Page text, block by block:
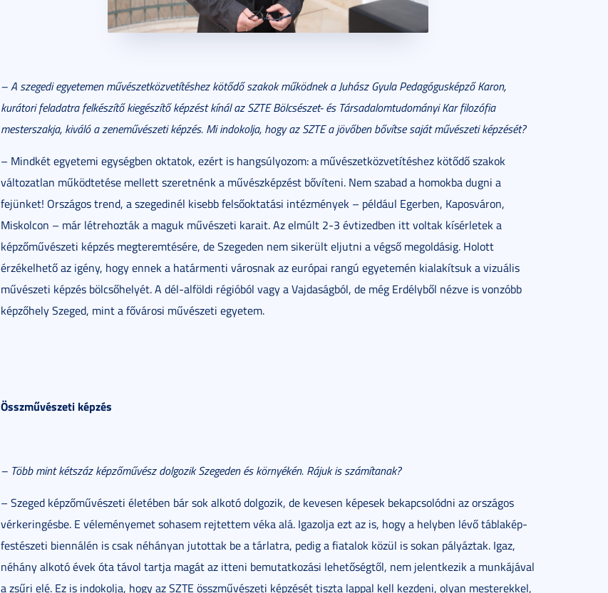
– A szegedi egyetemen művészetközvetítéshez kötődő szakok működnek a Juhász Gyula Pedagógusképző Karon,
kurátori feladatra felkészítő kiegészítő képzést kínál az SZTE Bölcsészet- és Társadalomtudományi Kar filozófia
mesterszakja, kiváló a zeneművészeti képzés. Mi indokolja, hogy az SZTE a jövőben bővítse saját művészeti képzését?
– Mindkét egyetemi egységben oktatok, ezért is hangsúlyozom: a művészetközvetítéshez kötődő szakok
változatlan működtetése mellett szeretnénk a művészképzést bővíteni. Nem szabad a homokba dugni a
fejünket! Országos trend, a szegedinél kisebb felsőoktatási intézmények – például Egerben, Kaposváron,
Miskolcon – már létrehozták a maguk művészeti karait. Az elmúlt 2-3 évtizedben itt voltak kísérletek a
képzőművészeti képzés megteremtésére, de Szegeden nem sikerült eljutni a végső megoldásig. Holott
érzékelhető az igény, hogy ennek a határmenti városnak az európai rangú egyetemén kialakítsuk a vizuális
művészeti képzés bölcsőhelyét. A dél-alföldi régióból vagy a Vajdaságból, de még Erdélyből nézve is vonzóbb
képzőhely Szeged, mint a fővárosi művészeti egyetem.
Összművészeti képzés
– Több mint kétszáz képzőművész dolgozik Szegeden és környékén. Rájuk is számítanak?
– Szeged képzőművészeti életében bár sok alkotó dolgozik, de kevesen képesek bekapcsolódni az országos
vérkeringésbe. E véleményemet sohasem rejtettem véka alá. Igazolja ezt az is, hogy a helyben lévő táblakép-
festészeti biennálén is csak néhányan jutottak be a tárlatra, pedig a fiatalok közül is sokan pályáztak. Igaz,
néhány alkotó évek óta távol tartja magát az itteni bemutatkozási lehetőségtől, nem jelentkezik a munkájával
a zsűri elé. Ez is indokolja, hogy az SZTE összművészeti képzését tiszta lappal kell kezdeni, olyan mesterekkel,